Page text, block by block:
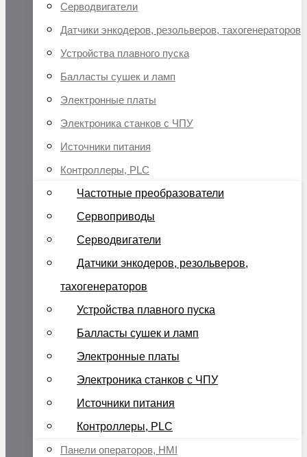
Серводвигатели
Датчики энкодеров, резольверов, тахогенераторов
Устройства плавного пуска
Балласты сушек и ламп
Электронные платы
Электроника станков с ЧПУ
Источники питания
Контроллеры, PLC
Частотные преобразователи
Сервоприводы
Серводвигатели
Датчики энкодеров, резольверов,
тахогенераторов
Устройства плавного пуска
Балласты сушек и ламп
Электронные платы
Электроника станков с ЧПУ
Источники питания
Контроллеры, PLC
Панели операторов, HMI